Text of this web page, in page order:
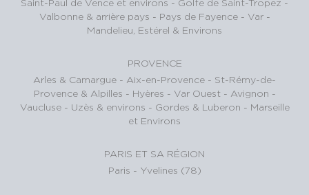
Saint-Paul de Vence et environs - Golfe de Saint-Tropez -
Valbonne & arrière pays - Pays de Fayence - Var -
Mandelieu, Estérel & Environs
PROVENCE
Arles & Camargue - Aix-en-Provence - St-Rémy-de-
Provence & Alpilles - Hyères - Var Ouest - Avignon -
Vaucluse - Uzès & environs - Gordes & Luberon - Marseille
et Environs
PARIS ET SA RÉGION
Paris - Yvelines (78)